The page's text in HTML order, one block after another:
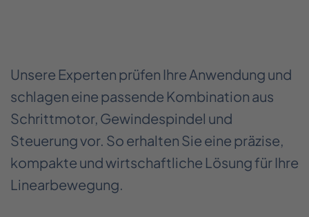
Unsere Experten prüfen Ihre Anwendung und
schlagen eine passende Kombination aus
Schrittmotor, Gewindespindel und
Steuerung vor. So erhalten Sie eine präzise,
kompakte und wirtschaftliche Lösung für Ihre
Linearbewegung.